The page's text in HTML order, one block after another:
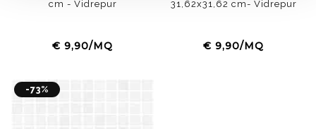
cm - Vidrepur
€ 9,90/MQ
31,62x31,62 cm- Vidrepur
€ 9,90/MQ
-73%